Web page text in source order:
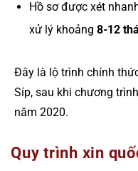
Hồ sơ được xét
xử lý khoảng 8-12
Đây là lộ trình chính
Síp, sau khi chương
năm 2020.
Quy trình xin